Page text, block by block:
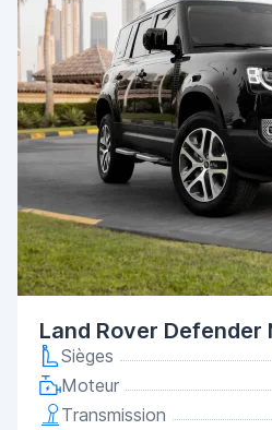
Land Rover Defender
Sièges
Moteur
Transmission